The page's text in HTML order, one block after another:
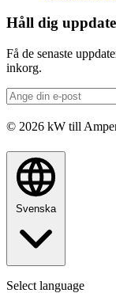
Håll dig
Få de senaste
inkorg.
© 2026 kW till
Svenska
Select language